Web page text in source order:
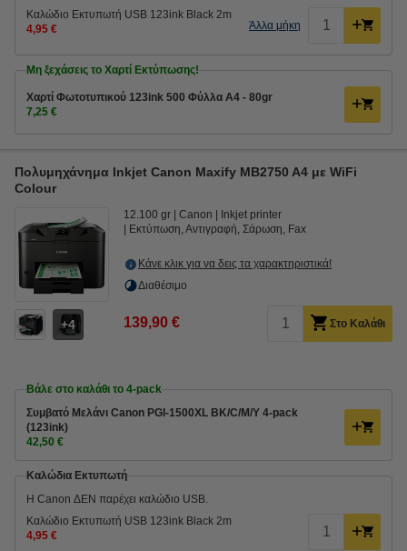
Καλώδιο Εκτυπωτή USB 123ink Black 2m
4,95 €
Άλλα μήκη
Μη ξεχάσεις το Χαρτί Εκτύπωσης!
Χαρτί Φωτοτυπικού 123ink 500 Φύλλα A4 - 80gr
7,25 €
Πολυμηχάνημα Inkjet Canon Maxify MB2750 A4 με WiFi
Colour
4
12.100 gr Canon
Inkjet printer
Εκτύπωση, Αντιγραφή, Σάρωση, Fax
Κάνε κλικ για να δεις τα χαρακτηριστικά!
Διαθέσιμο
139,90 € Στο Καλάθι
Βάλε στο καλάθι το 4-pack
Συμβατό Μελάνι Canon PGI-1500XL BK/C/M/Y 4-pack
(123ink)
42,50 €
Καλώδια Εκτυπωτή
Η Canon ΔΕΝ παρέχει καλώδιο USB.
Καλώδιο Εκτυπωτή USB 123ink Black 2m
4,95 €